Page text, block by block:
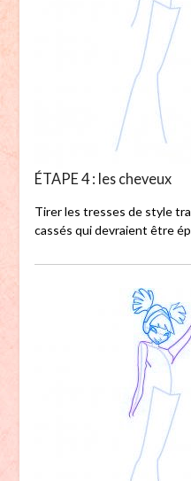
ÉTAPE 4 : les cheveux
Tirer les tresses de style
cassés qui devraient être